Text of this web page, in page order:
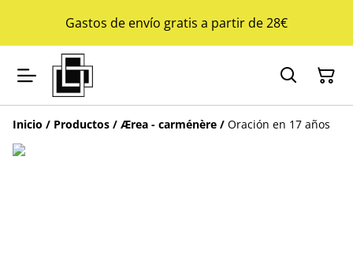
Gastos de envío gratis a partir de 28€
Inicio / Productos / Ærea - carménère / Oración en 17 años